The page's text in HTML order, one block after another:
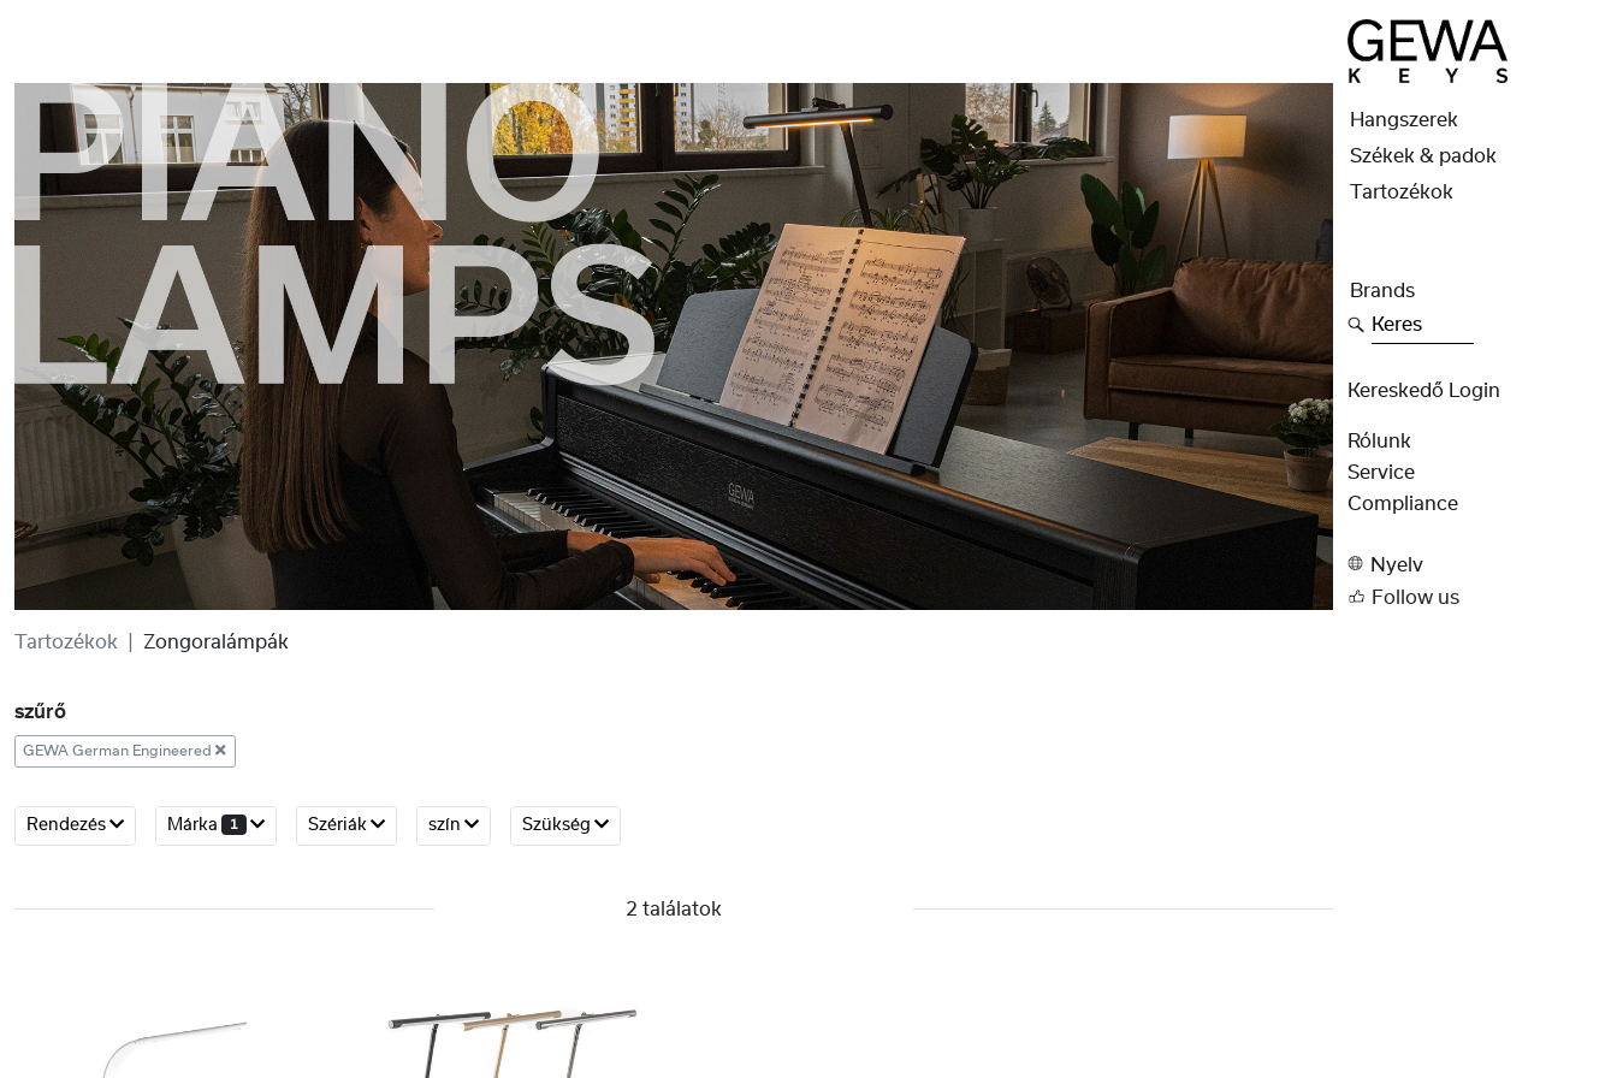
Tartozékok Zongoralámpák
szűrő
GEWA German Engineered
Rendezés Márka 1 Szériák szín Szükség
2 találatok
Hangszerek
Székek & padok
Tartozékok
Brands
Keres
Kereskedő Login
Rólunk
Service
Compliance
Nyelv
Follow us